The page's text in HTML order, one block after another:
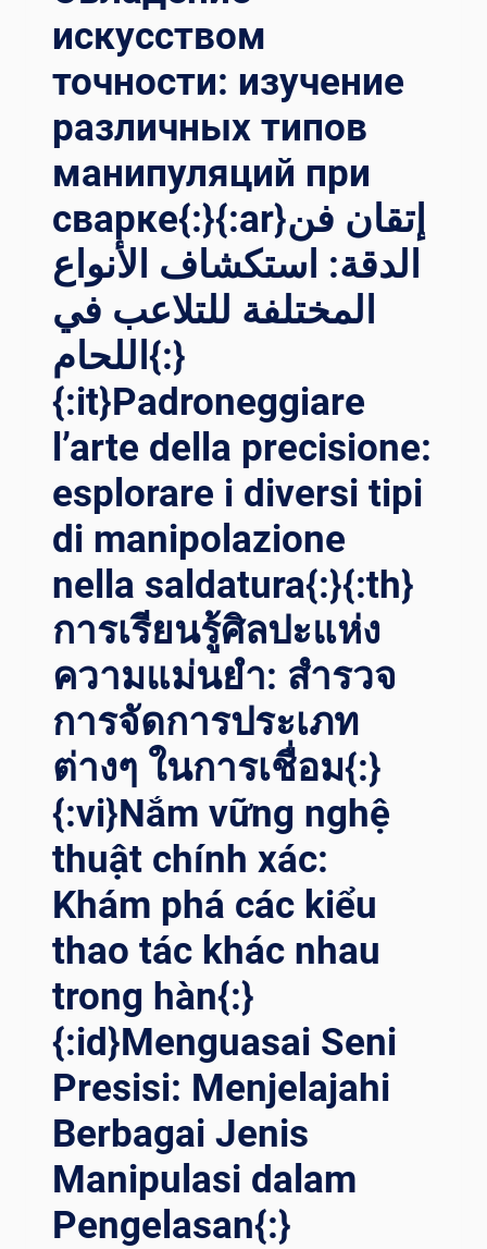
искусством
точности: изучение
различных типов
манипуляций при
сварке{:}{:ar}إتقان فن
الدقة: استكشاف الأنواع
المختلفة للتلاعب في
اللحام{:}
{:it}Padroneggiare
l’arte della precisione:
esplorare i diversi tipi
di manipolazione
nella saldatura{:}{:th}
การเรียนรู้ศิลปะแห่ง
ความแม่นยำ: สำรวจ
การจัดการประเภท
ต่างๆ ในการเชื่อม{:}
{:vi}Nắm vững nghệ
thuật chính xác:
Khám phá các kiểu
thao tác khác nhau
trong hàn{:}
{:id}Menguasai Seni
Presisi: Menjelajahi
Berbagai Jenis
Manipulasi dalam
Pengelasan{:}